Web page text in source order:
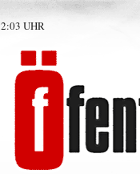
UHR